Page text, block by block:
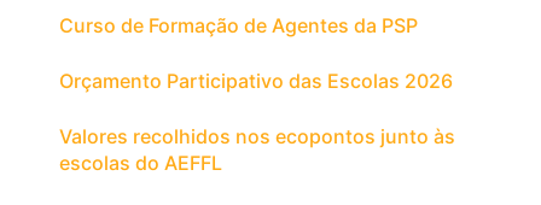
Curso de Formação de Agentes da PSP
Orçamento Participativo das Escolas 2026
Valores recolhidos nos ecopontos junto às
escolas do AEFFL